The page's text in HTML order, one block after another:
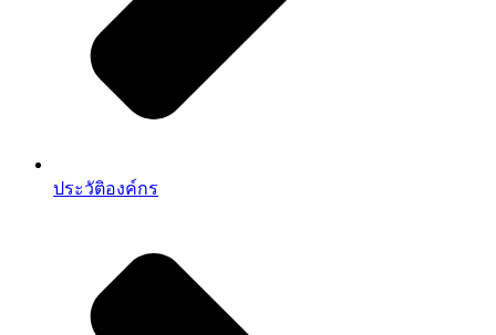
ประวัติองค์กร